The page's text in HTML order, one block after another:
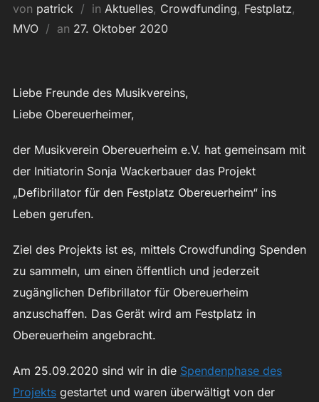
von patrick in Aktuelles, Crowdfunding, Festplatz,
MVO
an Veröffentlicht
27. Oktober 2020
Liebe Freunde des Musikvereins,
Liebe Obereuerheimer,
der Musikverein Obereuerheim e.V. hat gemeinsam mit
der Initiatorin Sonja Wackerbauer das Projekt
„Defibrillator für den Festplatz Obereuerheim“ ins
Leben gerufen.
Ziel des Projekts ist es, mittels Crowdfunding Spenden
zu sammeln, um einen öffentlich und jederzeit
zugänglichen Defibrillator für Obereuerheim
anzuschaffen. Das Gerät wird am Festplatz in
Obereuerheim angebracht.
Am 25.09.2020 sind wir in die Spendenphase des
Projektsgestartet und waren überwältigt von der